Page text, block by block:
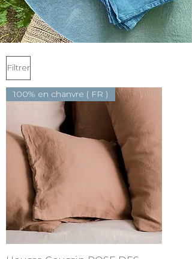
Filtrer
100% en chanvre ( FR )